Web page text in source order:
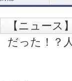
【ニュー
だった！？